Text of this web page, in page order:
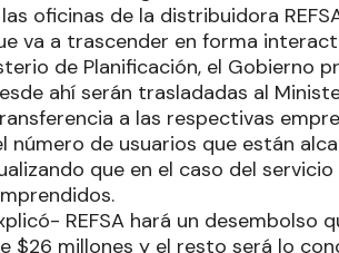
oficinas de la distribuidora
va a trascender en forma
de Planificación, el Gobierno
ahí serán trasladadas al
a las respectivas
número de usuarios que están
que en el caso del
REFSA hará un desembolso
$26 millones y el resto será lo